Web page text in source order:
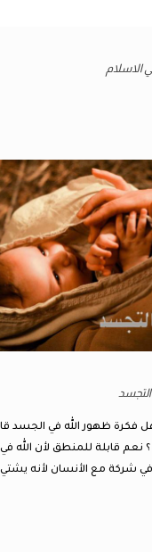
الاسلام
فكرة ظهور الله في الجسد
نعم قابلة للمنطق لأن الله
شركة مع الأنسان لأنه يشتي